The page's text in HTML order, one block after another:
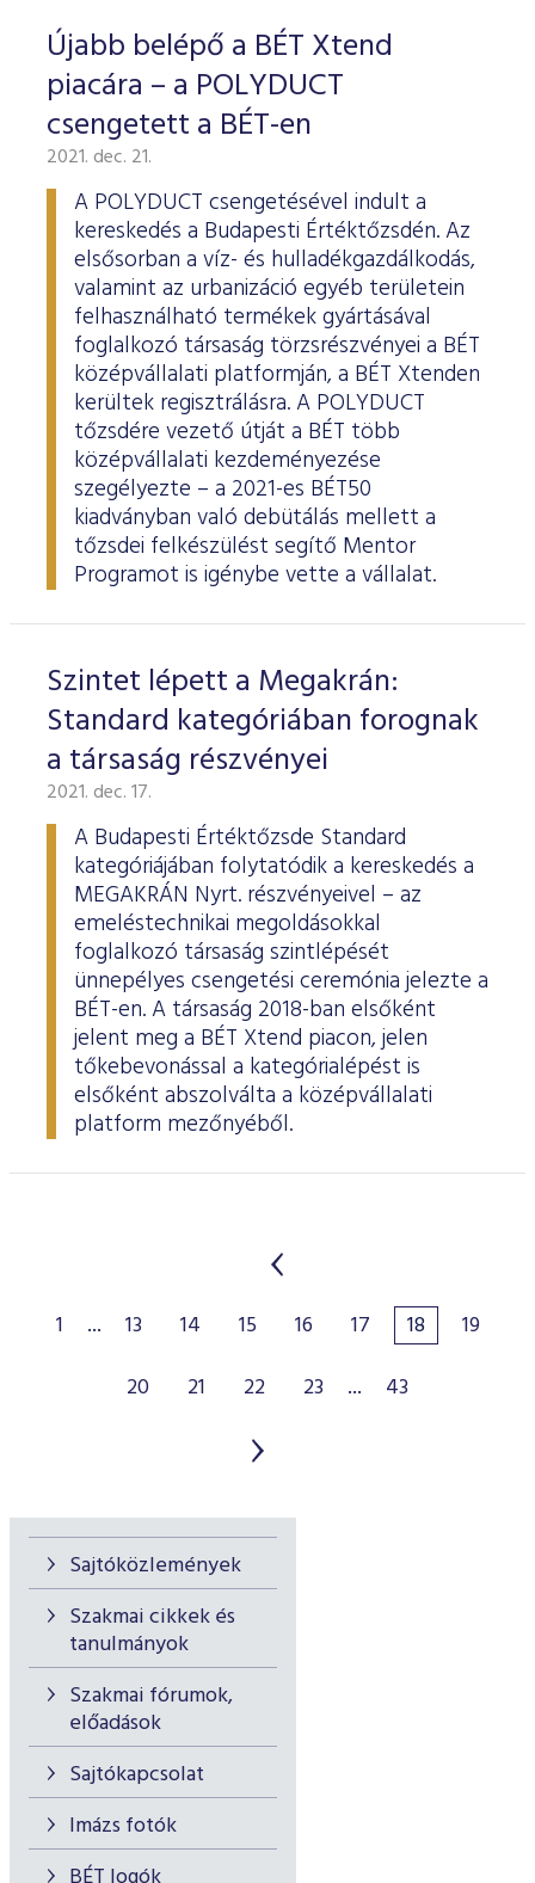
Sajtóközlemények
Szakmai cikkek és
tanulmányok
Szakmai fórumok,
előadások
Sajtókapcsolat
Imázs fotók
Újabb belépő a BÉT Xtend
piacára – a POLYDUCT
csengetett a BÉT-en
2021. dec. 21.
A POLYDUCT csengetésével indult a
kereskedés a Budapesti Értéktőzsdén. Az
elsősorban a víz- és hulladékgazdálkodás,
valamint az urbanizáció egyéb területein
felhasználható termékek gyártásával
foglalkozó társaság törzsrészvényei a BÉT
középvállalati platformján, a BÉT Xtenden
kerültek regisztrálásra. A POLYDUCT
tőzsdére vezető útját a BÉT több
középvállalati kezdeményezése
szegélyezte – a 2021-es BÉT50
kiadványban való debütálás mellett a
tőzsdei felkészülést segítő Mentor
Programot is igénybe vette a vállalat.
Szintet lépett a Megakrán:
Standard kategóriában forognak
a társaság részvényei
2021. dec. 17.
A Budapesti Értéktőzsde Standard
kategóriájában folytatódik a kereskedés a
MEGAKRÁN Nyrt. részvényeivel – az
emeléstechnikai megoldásokkal
foglalkozó társaság szintlépését
ünnepélyes csengetési ceremónia jelezte a
BÉT-en. A társaság 2018-ban elsőként
jelent meg a BÉT Xtend piacon, jelen
tőkebevonással a kategórialépést is
elsőként abszolválta a középvállalati
platform mezőnyéből.
1 ... 13 14 15 16 17 18
19
20
21 22 23 ... 43